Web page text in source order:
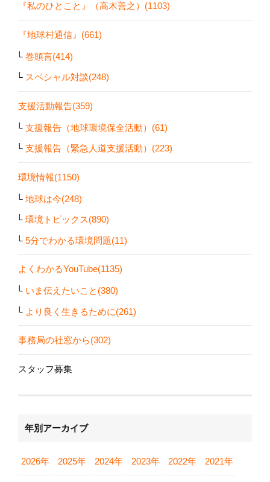
『私のひとこと』（高木善之）(1103)
『地球村通信』(661)
巻頭言(414)
スペシャル対談(248)
支援活動報告(359)
支援報告（地球環境保全活動）(61)
支援報告（緊急人道支援活動）(223)
環境情報(1150)
地球は今(248)
環境トピックス(890)
5分でわかる環境問題(11)
よくわかるYouTube(1135)
いま伝えたいこと(380)
より良く生きるために(261)
事務局の社窓から(302)
スタッフ募集
年別アーカイブ
2026年 2025年 2024年 2023年 2022年 2021年